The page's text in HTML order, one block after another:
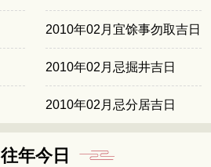
2010年02月宜馀事勿取吉日
2010年02月忌掘井吉日
2010年02月忌分居吉日
往年今日